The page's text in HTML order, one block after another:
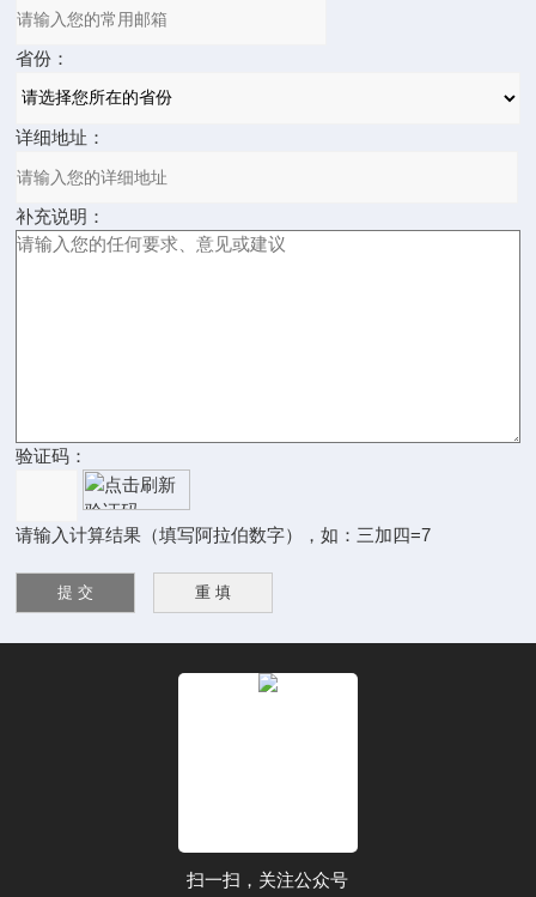
省份：
详细地址：
补充说明：
验证码：
请输入计算结果（填写阿拉伯数字），如：三加四=7
扫一扫，关注公众号